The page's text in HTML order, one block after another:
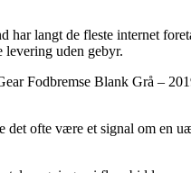
langt de fleste internet
levering uden gebyr.
Fodbremse Blank Grå –
ofte være et signal om en